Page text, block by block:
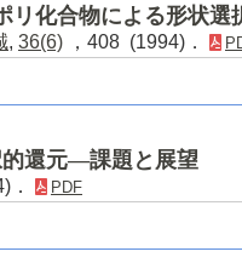
リ化合物による形状選
, 36(6) ，408 (1994)．
還元―課題と展望
． PDF